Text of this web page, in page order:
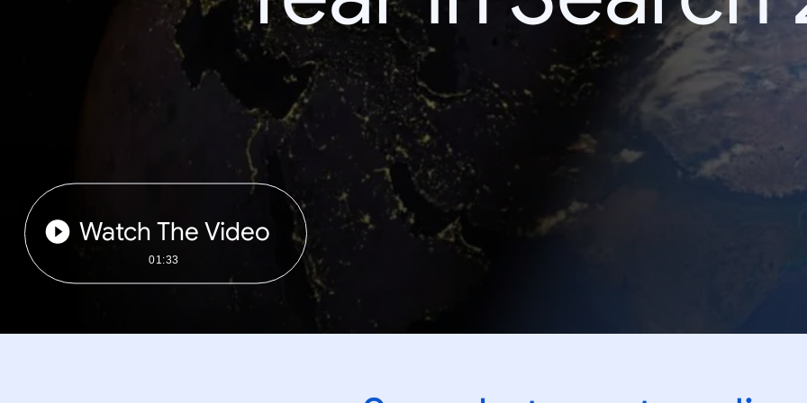
Watch The Video
01:33